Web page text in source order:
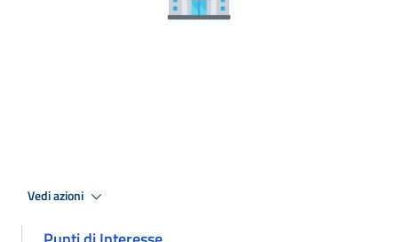
Vedi azioni